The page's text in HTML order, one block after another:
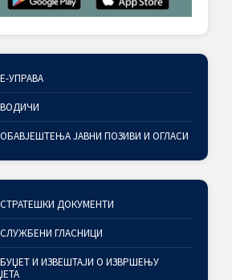
Е-УПРАВА
ВОДИЧИ
ОБАВЈЕШТЕЊА ЈАВНИ ПОЗИВИ И ОГЛАСИ
СТРАТЕШКИ ДОКУМЕНТИ
СЛУЖБЕНИ ГЛАСНИЦИ
БУЏЕТ И ИЗВЕШТАЈИ О ИЗВРШЕЊУ